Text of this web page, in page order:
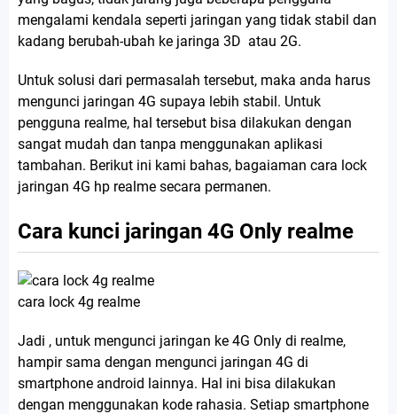
mengalami kendala seperti jaringan yang tidak stabil dan
kadang berubah-ubah ke jaringa 3D atau 2G.
Untuk solusi dari permasalah tersebut, maka anda harus
mengunci jaringan 4G supaya lebih stabil. Untuk
pengguna realme, hal tersebut bisa dilakukan dengan
sangat mudah dan tanpa menggunakan aplikasi
tambahan. Berikut ini kami bahas, bagaiaman cara lock
jaringan 4G hp realme secara permanen.
Cara kunci jaringan 4G Only realme
cara lock 4g realme
Jadi , untuk mengunci jaringan ke 4G Only di realme,
hampir sama dengan mengunci jaringan 4G di
smartphone android lainnya. Hal ini bisa dilakukan
dengan menggunakan kode rahasia. Setiap smartphone